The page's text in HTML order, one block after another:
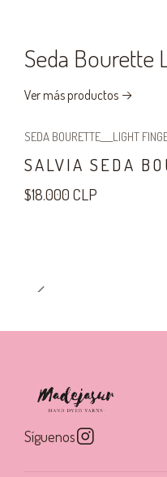
Seda Bourette
Ver más productos
SEDA BOURETTE___LIGHT
SALVIA SEDA
$18.000 CLP
Síguenos